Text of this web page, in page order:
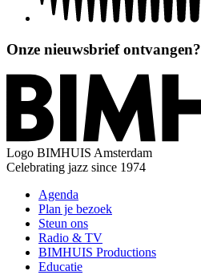
Onze nieuwsbrief ontvangen?
Logo BIMHUIS Amsterdam
Celebrating jazz since 1974
Agenda
Plan je bezoek
Steun ons
Radio & TV
BIMHUIS Productions
Educatie